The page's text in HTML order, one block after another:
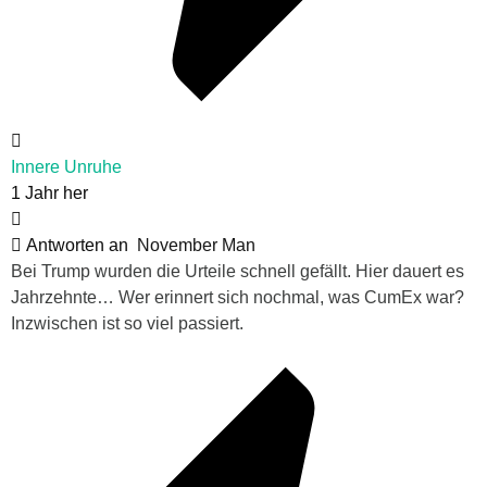
Innere Unruhe
1 Jahr her
Antworten an
November Man
Bei Trump wurden die Urteile schnell gefällt. Hier dauert es
Jahrzehnte… Wer erinnert sich nochmal, was CumEx war?
Inzwischen ist so viel passiert.